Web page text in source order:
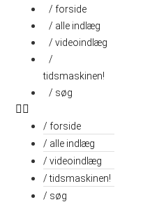
Videre
indhold
/ forside
/ alle indlæg
/ videoindlæg
/
tidsmaskinen!
/ søg
/ forside
/ alle indlæg
/ videoindlæg
/ tidsmaskinen!
/ søg